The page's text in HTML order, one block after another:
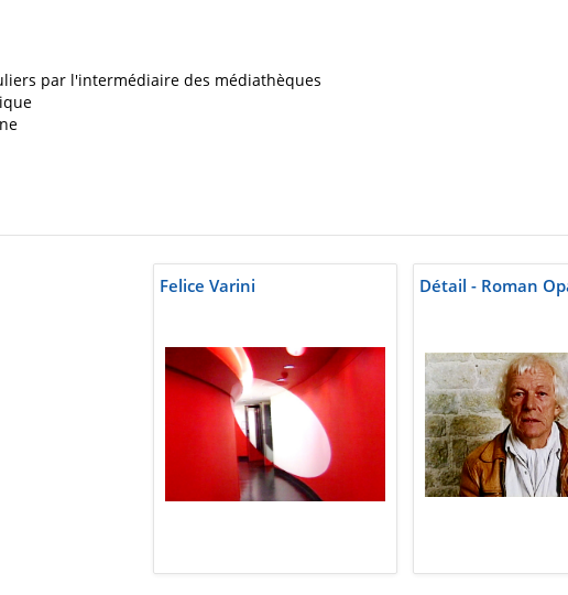
par l'intermédiaire des médiathèques
Felice Varini Détail - Roman